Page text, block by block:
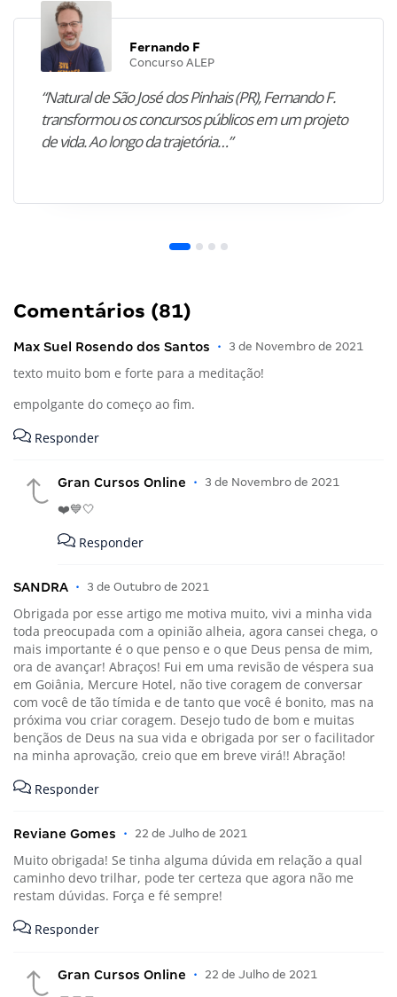
Fernando F
Concurso ALEP
“Natural de São José dos Pinhais (PR), Fernando F.
transformou os concursos públicos em um projeto
de vida. Ao longo da trajetória…”
Comentários (81)
Max Suel Rosendo dos Santos • 3 de Novembro de 2021
texto muito bom e forte para a meditação!
empolgante do começo ao fim.
Responder
Gran Cursos Online • 3 de Novembro de 2021
❤️💙🤍
Responder
SANDRA • 3 de Outubro de 2021
Obrigada por esse artigo me motiva muito, vivi a minha vida
toda preocupada com a opinião alheia, agora cansei chega, o
mais importante é o que penso e o que Deus pensa de mim,
ora de avançar! Abraços! Fui em uma revisão de véspera sua
em Goiânia, Mercure Hotel, não tive coragem de conversar
com você de tão tímida e de tanto que você é bonito, mas na
próxima vou criar coragem. Desejo tudo de bom e muitas
bençãos de Deus na sua vida e obrigada por ser o facilitador
na minha aprovação, creio que em breve virá!! Abração!
Responder
Reviane Gomes • 22 de Julho de 2021
Muito obrigada! Se tinha alguma dúvida em relação a qual
caminho devo trilhar, pode ter certeza que agora não me
restam dúvidas. Força e fé sempre!
Responder
Gran Cursos Online • 22 de Julho de 2021